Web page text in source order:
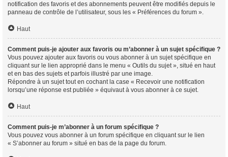
notification des favoris et des abonnements peuvent être modifiés depuis le
panneau de contrôle de l’utilisateur, sous les « Préférences du forum ».
Haut
Comment puis-je ajouter aux favoris ou m’abonner à un sujet spécifique ?
Vous pouvez ajouter aux favoris ou vous abonner à un sujet spécifique en
cliquant sur le lien approprié dans le menu « Outils du sujet », situé en haut
et en bas des sujets et parfois illustré par une image.
Répondre à un sujet tout en cochant la case « Recevoir une notification
lorsqu’une réponse est publiée » équivaut à vous abonner à ce sujet.
Haut
Comment puis-je m’abonner à un forum spécifique ?
Vous pouvez vous abonner à un forum spécifique en cliquant sur le lien
« S’abonner au forum » situé en bas de la page du forum.